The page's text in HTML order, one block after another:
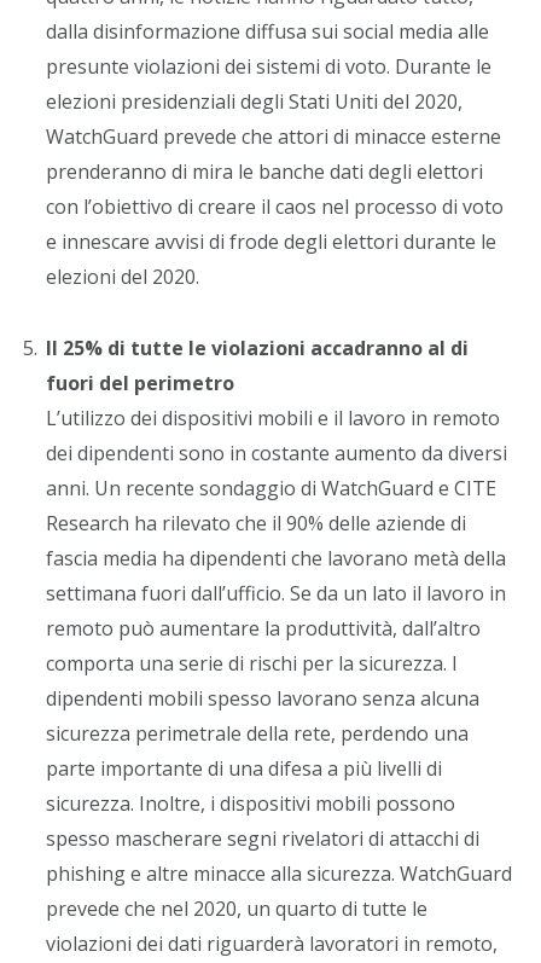
dalla disinformazione diffusa sui social media alle
presunte violazioni dei sistemi di voto. Durante le
elezioni presidenziali degli Stati Uniti del 2020,
WatchGuard prevede che attori di minacce esterne
prenderanno di mira le banche dati degli elettori
con l’obiettivo di creare il caos nel processo di voto
e innescare avvisi di frode degli elettori durante le
elezioni del 2020.
Il 25% di tutte le violazioni accadranno al di
fuori del perimetro
L’utilizzo dei dispositivi mobili e il lavoro in remoto
dei dipendenti sono in costante aumento da diversi
anni. Un recente sondaggio di WatchGuard e CITE
Research ha rilevato che il 90% delle aziende di
fascia media ha dipendenti che lavorano metà della
settimana fuori dall’ufficio. Se da un lato il lavoro in
remoto può aumentare la produttività, dall’altro
comporta una serie di rischi per la sicurezza. I
dipendenti mobili spesso lavorano senza alcuna
sicurezza perimetrale della rete, perdendo una
parte importante di una difesa a più livelli di
sicurezza. Inoltre, i dispositivi mobili possono
spesso mascherare segni rivelatori di attacchi di
phishing e altre minacce alla sicurezza. WatchGuard
prevede che nel 2020, un quarto di tutte le
violazioni dei dati riguarderà lavoratori in remoto,